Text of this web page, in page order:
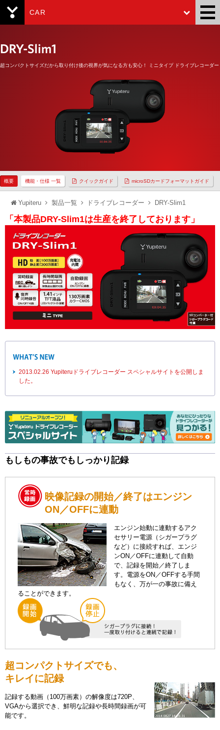
CAR
DRY-Slim1
超コンパクトサイズだから取り付け後の視界が気になる方も安心！ ミニタイプ ドライブレコーダー
概要 機能・仕様 一覧 クイックガイド microSDカードフォーマットガイド
Yupiteru 製品一覧 ドライブレコーダー DRY-Slim1
「本製品DRY-Slim1は生産を終了しております」
2013.02.26 Yupiteruドライブレコーダー スペシャルサイトを公開しま
した。
もしもの事故でもしっかり記録
映像記録の開始／終了はエンジン
ON／OFFに連動
エンジン始動に連動するアク
セサリー電源（シガープラグ
など）に接続すれば、エンジ
ンON／OFFに連動して自動
で、記録を開始／終了しま
す。電源をON／OFFする手間
もなく、万が一の事故に備え
ることができます。
超コンパクトサイズでも、
キレイに記録
記録する動画（100万画素）の解像度は720P、
VGAから選択でき、鮮明な記録や長時間録画が可
能です。